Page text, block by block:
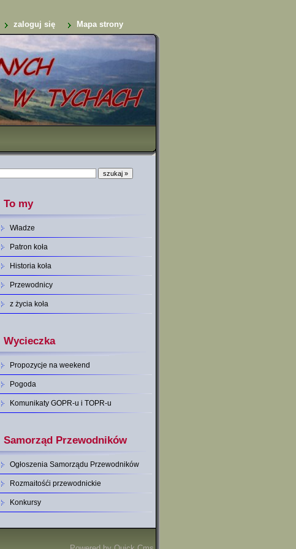
zaloguj się Mapa strony
To my
Władze
Patron koła
Historia koła
Przewodnicy
z życia koła
Wycieczka
Propozycje na weekend
Pogoda
Komunikaty GOPR-u i TOPR-u
Samorząd Przewodników
Ogłoszenia Samorządu Przewodników
Rozmaitośći przewodnickie
Konkursy